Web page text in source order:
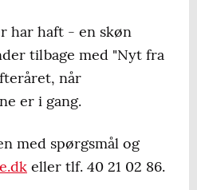
har haft - en skøn
tilbage med "Nyt fra
når
er i gang.
med spørgsmål og
eller tlf. 40 21 02 86.